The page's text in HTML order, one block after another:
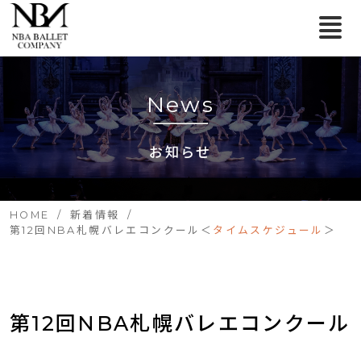
News
お知らせ
HOME
新着情報
第12回NBA札幌バレエコンクール＜ タイムスケジュール ＞
第12回NBA札幌バレエコンクール